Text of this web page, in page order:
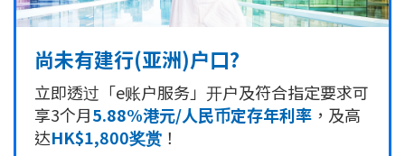
尚未有建行(亚洲)户口?
立即透过「e账户服务」开户及符合指定要求可
享3个月5.88%港元/人民币定存年利率 ，及高
达HK$1,800奖赏 ！